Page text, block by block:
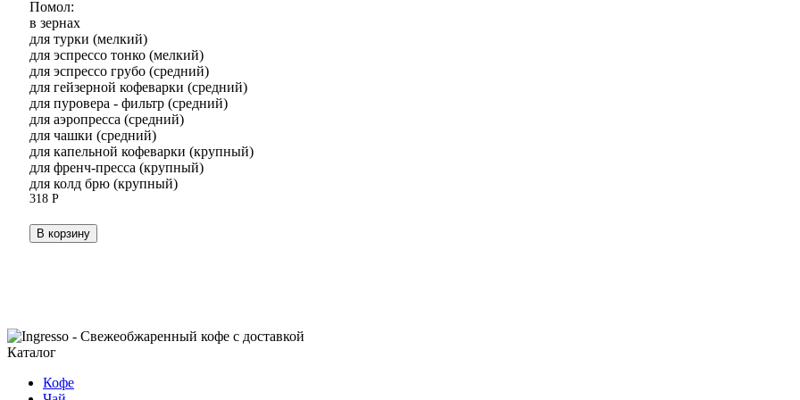
Помол:
в зернах
для турки (мелкий)
для эспрессо тонко (мелкий)
для эспрессо грубо (средний)
для гейзерной кофеварки (средний)
для пуровера - фильтр (средний)
для аэропресса (средний)
для чашки (средний)
для капельной кофеварки (крупный)
для френч-пресса (крупный)
для колд брю (крупный)
318Р
В корзину
Каталог
Кофе